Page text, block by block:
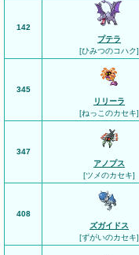
142
プテラ
[ひみつのコハク]
345
リリーラ
[ねっこのカセキ]
347
アノプス
[ツメのカセキ]
408
ズガイドス
[ずがいのカセキ]